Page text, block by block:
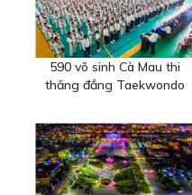
590 võ sinh Cà Mau thi
thăng đẳng Taekwondo